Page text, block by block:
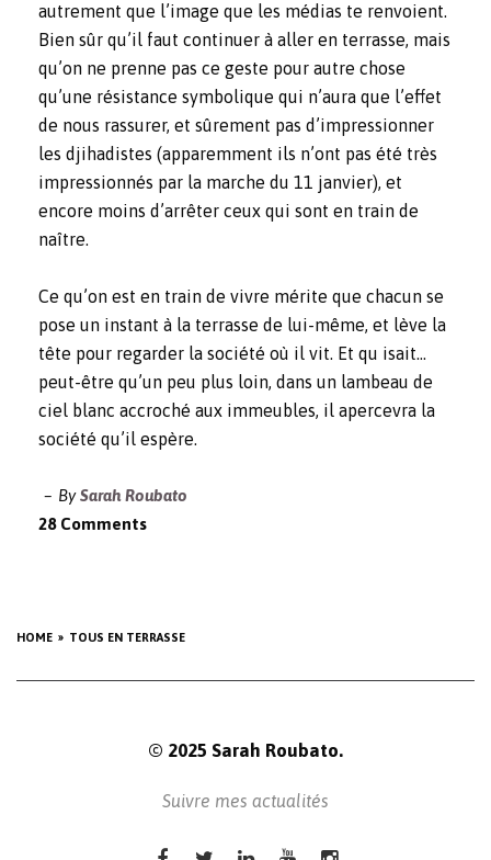
HOME TOUS EN TERRASSE
autrement que l’image que les médias te renvoient.
Bien sûr qu’il faut continuer à aller en terrasse, mais
qu’on ne prenne pas ce geste pour autre chose
qu’une résistance symbolique qui n’aura que l’effet
de nous rassurer, et sûrement pas d’impressionner
les djihadistes (apparemment ils n’ont pas été très
impressionnés par la marche du 11 janvier), et
encore moins d’arrêter ceux qui sont en train de
naître.
Ce qu’on est en train de vivre mérite que chacun se
pose un instant à la terrasse de lui-même, et lève la
tête pour regarder la société où il vit. Et qu isait…
peut-être qu’un peu plus loin, dans un lambeau de
ciel blanc accroché aux immeubles, il apercevra la
société qu’il espère.
BySarah Roubato
28 Comments
© 2025 Sarah Roubato.
Suivre mes actualités